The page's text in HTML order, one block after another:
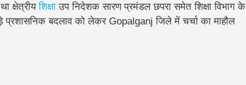
क्षेत्रीयशिक्षा उप निदेशक सारण प्रमंडल छपरा समेत शिक्षा विभाग के
प्रशासनिक बदलाव को लेकर Gopalganj जिले में चर्चा का माहौल